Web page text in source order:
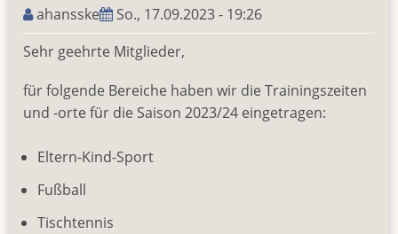
ahansske
So., 17.09.2023 - 19:26
Sehr geehrte Mitglieder,
für folgende Bereiche haben wir die Trainingszeiten
und -orte für die Saison 2023/24 eingetragen:
Eltern-Kind-Sport
Fußball
Tischtennis